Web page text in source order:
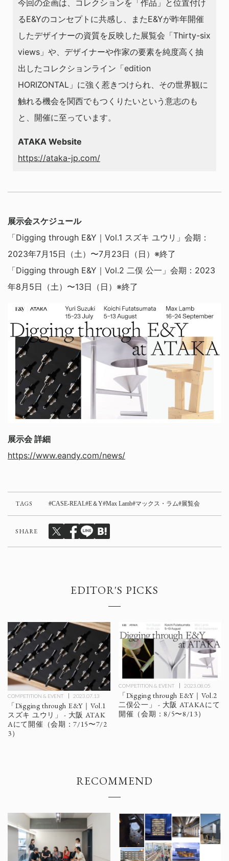
今回の企画は、コレクションを「作品」と位置付け
るE&Yのコンセプトに共感し、またE&Yが昨年開催
したデザイナーの資質を反映した展覧会「Thirty-six
views」や、デザイナーや作家の要素を純度高く抽
出したコレクションライン「edition
HORIZONTAL」に強く惹きつけられ、その世界観に
触れる機会を関西でもつくりたいという意志のも
と、開催に至っています。
ATAKA Website
https://ataka-jp.com/
展示会スケジュール
「Digging through E&Y｜Vol.1 スズキ ユウリ」会期：
2023年7月15日（土）〜7月23日（日）※終了
「Digging through E&Y｜Vol.2 二俣 公一」会期：2023
年8月5日（土）〜13日（日）※終了
展示会 詳細
https://www.eandy.com/news/
TAGS CASE-REAL E＆Y Max Lamb マックス・ラム 展覧会
SHARE
EDITOR'S PICKS
COMPETITION & EVENT 2023.07.13
「Digging through E&Y｜Vol.1
スズキ ユウリ」 - 大阪 ATAK
Aにて開催（会期：7/15〜7/2
3）
COMPETITION & EVENT 2023.08.05
「Digging through E&Y｜Vol.2
二俣公一」 - 大阪 ATAKAにて
開催（会期：8/5〜8/13）
RECOMMEND